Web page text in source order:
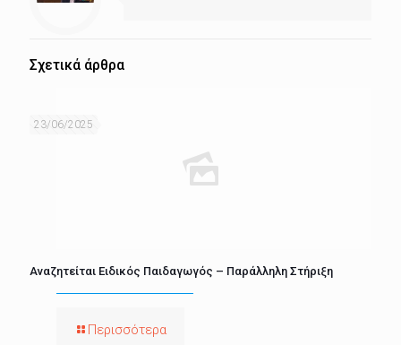
Σχετικά άρθρα
23/06/2025
Αναζητείται Ειδικός Παιδαγωγός – Παράλληλη Στήριξη
Περισσότερα